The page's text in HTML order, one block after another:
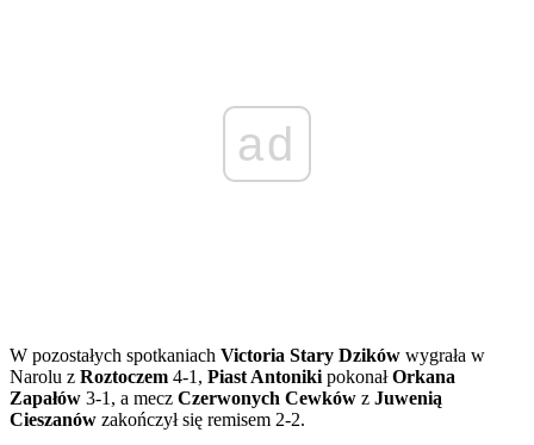
ad
W pozostałych spotkaniach Victoria Stary Dzików wygrała w
Narolu z Roztoczem 4-1, Piast Antoniki pokonałOrkana
Zapałów 3-1, a mecz Czerwonych Cewków z Juwenią
Cieszanów zakończył się remisem 2-2.